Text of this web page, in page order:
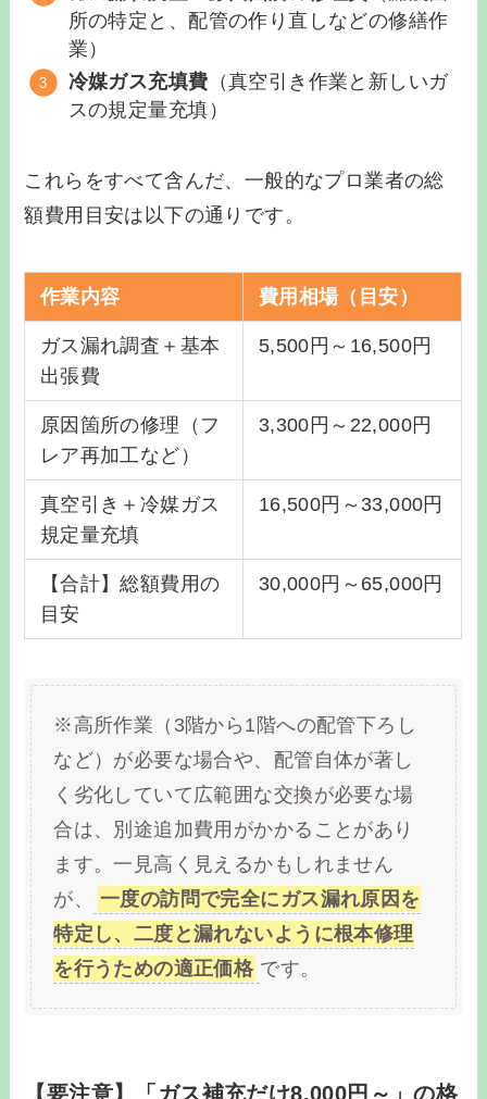
所の特定と、配管の作り直しなどの修繕作
業）
冷媒ガス充填費 （真空引き作業と新しいガ
スの規定量充填）
これらをすべて含んだ、一般的なプロ業者の総
額費用目安は以下の通りです。
作業内容 費用相場（目安）
ガス漏れ調査＋基本
出張費
5,500円～16,500円
原因箇所の修理（フ
レア再加工など）
3,300円～22,000円
真空引き＋冷媒ガス
規定量充填
16,500円～33,000円
【合計】総額費用の
目安
30,000円～65,000円
※高所作業（3階から1階への配管下ろし
など）が必要な場合や、配管自体が著し
く劣化していて広範囲な交換が必要な場
合は、別途追加費用がかかることがあり
ます。一見高く見えるかもしれません
が、
一度の訪問で完全にガス漏れ原因を
特定し、二度と漏れないように根本修理
を行うための適正価格 です。
【要注意】「ガス補充だけ8,000円～」の格